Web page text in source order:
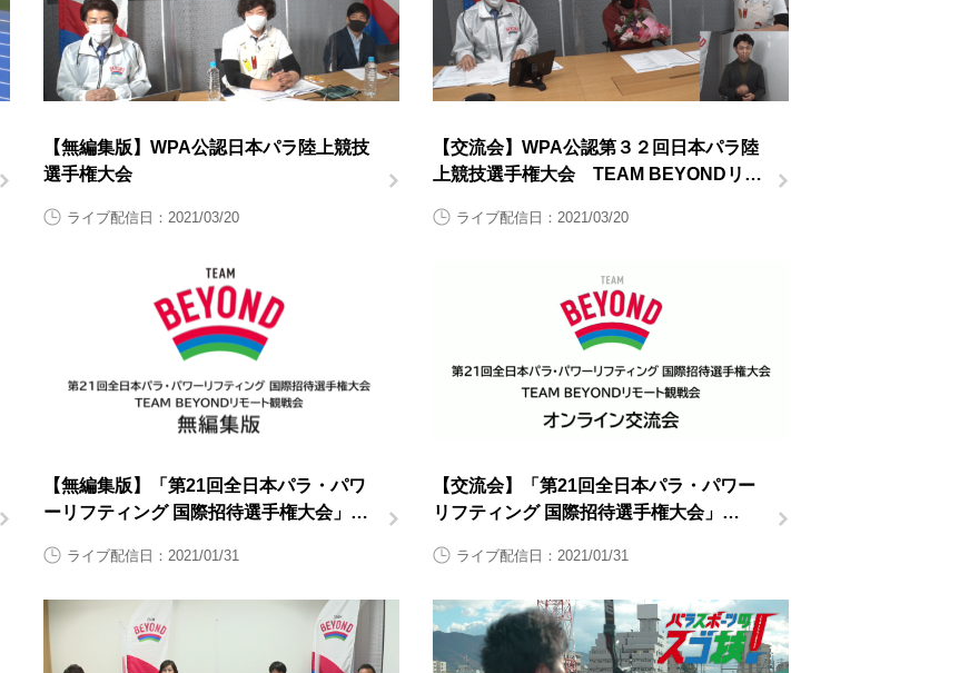
【無編集版】WPA公認日本パラ陸上競技
選手権大会
ライブ配信日：2021/03/20
【交流会】WPA公認第３２回日本パラ陸
上競技選手権大会 TEAM BEYONDリモ
ライブ配信日：2021/03/20
【無編集版】「第21回全日本パラ・パワ
ーリフティング 国際招待選手権大会」
日目1月31日（日曜日）】
ライブ配信日：2021/01/31
【交流会】「第21回全日本パラ・パワー
リフティング 国際招待選手権大会」
ライブ配信日：2021/01/31